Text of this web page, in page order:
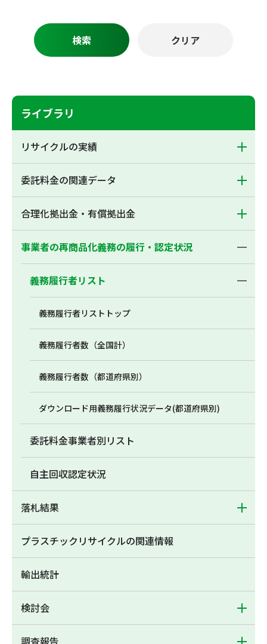
ライブラリ
リサイクルの実績
委託料金の関連データ
合理化拠出金・有償拠出金
事業者の再商品化義務の履行・認定状況
義務履行者リスト
義務履行者リストトップ
義務履行者数（全国計）
義務履行者数（都道府県別）
ダウンロード用義務履行状況データ(都道府県別)
委託料金事業者別リスト
自主回収認定状況
落札結果
プラスチックリサイクルの関連情報
輸出統計
検討会
調査報告